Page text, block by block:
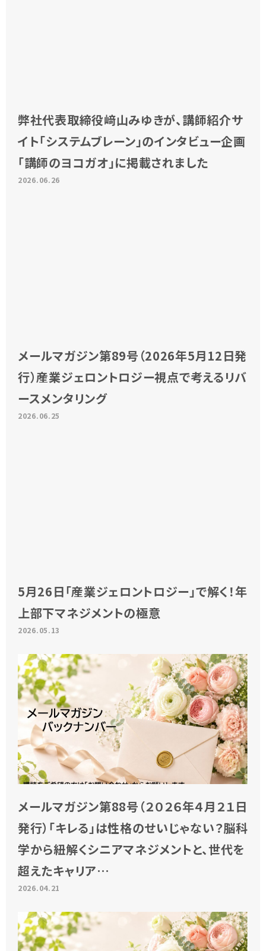
弊社代表取締役﨑山みゆきが、講師紹介サ
イト「システムブレーン」のインタビュー企画
「講師のヨコガオ」に掲載されました
2026.06.26
メールマガジン第89号（2026年5月12日発
行）産業ジェロントロジー視点で考えるリバ
ースメンタリング
2026.06.25
5月26日「産業ジェロントロジー」で解く！年
上部下マネジメントの極意
2026.05.13
メールマガジン第88号（２０２６年４月２１日
発行）「キレる」は性格のせいじゃない？脳科
学から紐解くシニアマネジメントと、世代を
超えたキャリア…
2026.04.21